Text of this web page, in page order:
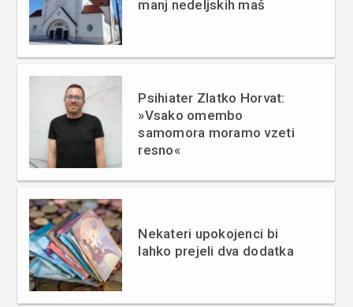
manj nedeljskih maš
Psihiater Zlatko Horvat:
»Vsako omembo
samomora moramo vzeti
resno«
Nekateri upokojenci bi
lahko prejeli dva dodatka